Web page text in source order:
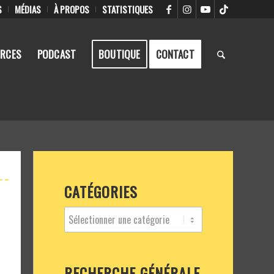
MÉDIAS À PROPOS STATISTIQUES
PODCAST BOUTIQUE CONTACT
CATÉGORIES